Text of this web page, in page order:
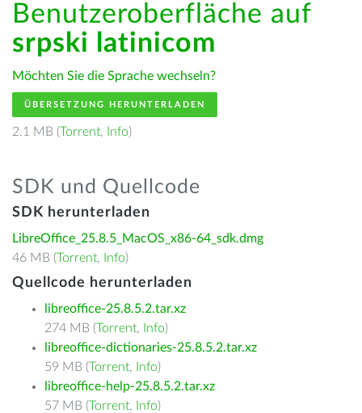
Benutzeroberfläche auf
srpski latinicom
Möchten Sie die Sprache wechseln?
ÜBERSETZUNG HERUNTERLADEN
2.1 MB (Torrent, Info)
SDK und Quellcode
SDK herunterladen
LibreOffice_25.8.5_MacOS_x86-64_sdk.dmg
46 MB (Torrent, Info)
Quellcode herunterladen
libreoffice-25.8.5.2.tar.xz
274 MB (Torrent, Info)
libreoffice-dictionaries-25.8.5.2.tar.xz
59 MB (Torrent, Info)
libreoffice-help-25.8.5.2.tar.xz
57 MB (Torrent, Info)